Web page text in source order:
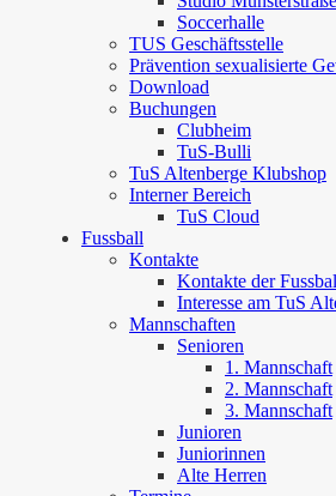
Soccerhalle
TUS Geschäftsstelle
Prävention sexualisierte
Download
Buchungen
Clubheim
TuS-Bulli
TuS Altenberge Klubshop
Interner Bereich
TuS Cloud
Fussball
Kontakte
Kontakte der
Interesse am TuS
Mannschaften
Senioren
1. Mannschaft
2. Mannschaft
3. Mannschaft
Junioren
Juniorinnen
Alte Herren